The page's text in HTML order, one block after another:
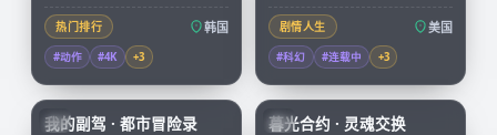
热门排行 韩国
#动作 #4K +3
剧情人生 美国
#科幻 #连载中 +3
KR
56:16
我的副驾 · 都市冒险录 KR
暮光合约 · 灵魂交换